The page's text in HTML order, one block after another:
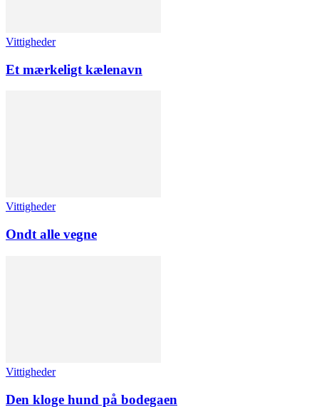
Vittigheder
Et mærkeligt kælenavn
Vittigheder
Ondt alle vegne
Vittigheder
Den kloge hund på bodegaen